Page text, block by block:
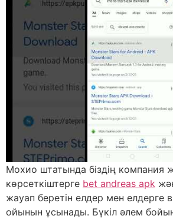
Мохио штатында біздің компания
көрсеткіштерге bet andreas apk
жауап беретін елдер мен елдерге
ойынын ұсынады. Бүкіл әлем